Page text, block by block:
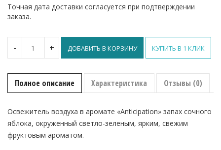
Точная дата доставки согласуется при подтверждении
заказа.
-
Rubbermaid
аэрозольный
Anticipation
мл
+ ДОБАВИТЬ В КОРЗИНУ КУПИТЬ В 1 КЛИК
Полное описание Характеристика Отзывы (0)
Освежитель воздуха в аромате «Anticipation» запах сочного
яблока, окруженный светло-зеленым, ярким, свежим
фруктовым ароматом.